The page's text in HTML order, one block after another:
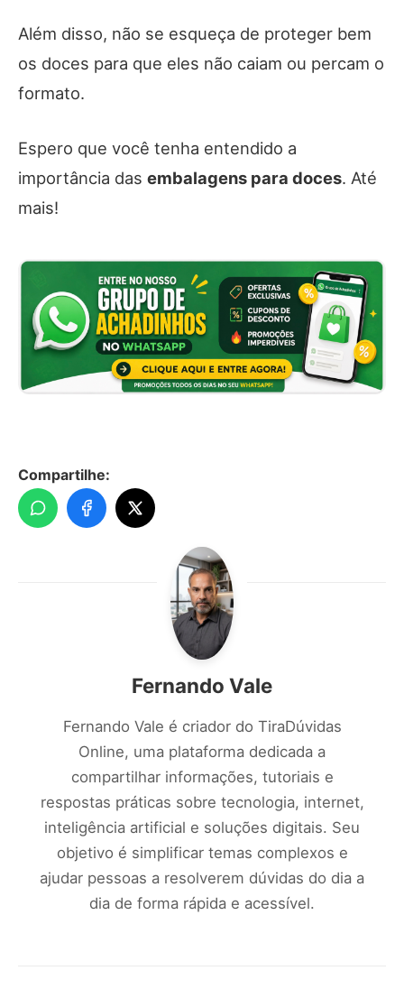
Além disso, não se esqueça de proteger bem
os doces para que eles não caiam ou percam o
formato.
Espero que você tenha entendido a
importância das embalagens para doces. Até
mais!
Compartilhe:
Fernando Vale
Fernando Vale é criador do TiraDúvidas
Online, uma plataforma dedicada a
compartilhar informações, tutoriais e
respostas práticas sobre tecnologia, internet,
inteligência artificial e soluções digitais. Seu
objetivo é simplificar temas complexos e
ajudar pessoas a resolverem dúvidas do dia a
dia de forma rápida e acessível.